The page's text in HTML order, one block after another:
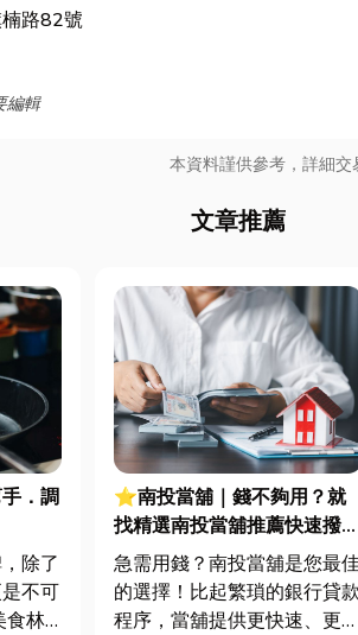
路82號
編輯
本資料謹供參考，詳細
文章推薦
．調
除了
不可
⭐南投當舖｜錢不夠用？就
找精選南投當舖推薦快速撥
款，當舖借款流程一篇就懂
急需用錢？南投當舖是您最
的選擇！比起繁瑣的銀行貸款
程序，當舖提供更快速、更彈